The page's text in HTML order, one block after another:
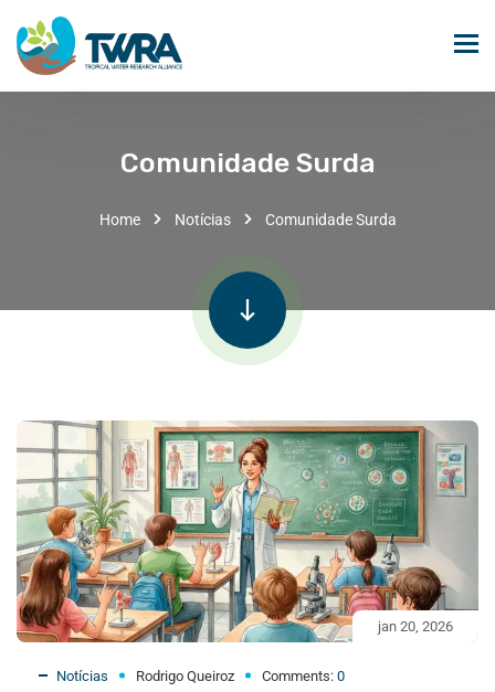
Comunidade Surda
Home Notícias Comunidade Surda
jan 20, 2026
Notícias Rodrigo Queiroz Comments: 0